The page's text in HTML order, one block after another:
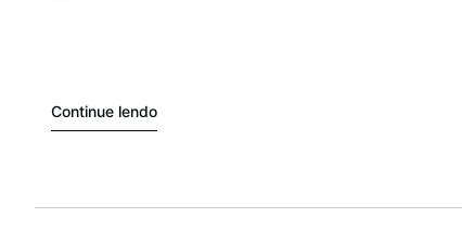
Continue lendo